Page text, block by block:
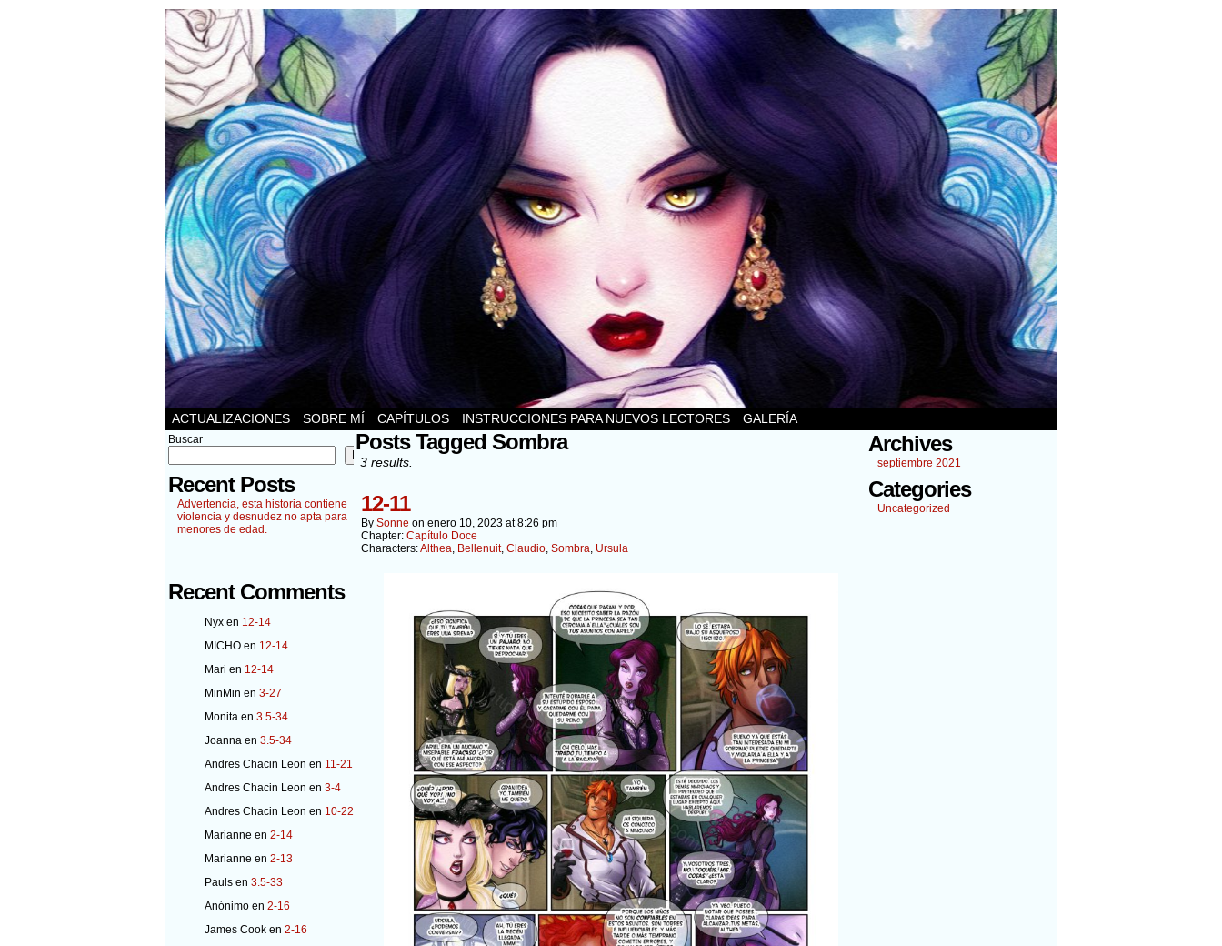
ACTUALIZACIONES SOBRE MÍ CAPÍTULOS INSTRUCCIONES PARA NUEVOS LECTORES GALERÍA
Buscar
Buscar
Recent Posts
Advertencia, esta historia contiene
violencia y desnudez no apta para
menores de edad.
Recent Comments
Nyx en 12-14
MICHO en 12-14
Mari en 12-14
MinMin en 3-27
Monita en 3.5-34
Joanna en 3.5-34
Andres Chacin Leon en 11-21
Andres Chacin Leon en 3-4
Andres Chacin Leon en 10-22
Marianne en 2-14
Marianne en 2-13
Pauls en 3.5-33
Anónimo en 2-16
James Cook en 2-16
Posts Tagged Sombra
3 results.
12-11
By Sonne on enero 10, 2023 at8:26 pm
Chapter: Capítulo Doce
Characters:Althea, Bellenuit, Claudio, Sombra, Ursula
Archives
septiembre 2021
Categories
Uncategorized